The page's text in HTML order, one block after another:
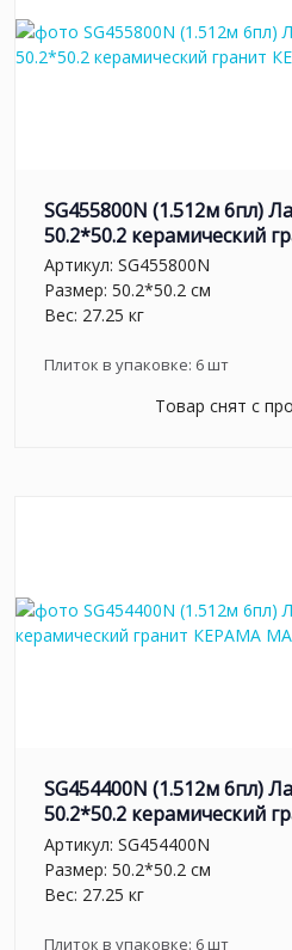
SG455800N (1.512м 6пл)
50.2*50.2 керамический
Артикул: SG455800N
Размер: 50.2*50.2 см
Вес: 27.25 кг
Плиток в упаковке: 6шт
Товар снят с
SG454400N (1.512м 6пл)
50.2*50.2 керамический
Артикул: SG454400N
Размер: 50.2*50.2 см
Вес: 27.25 кг
Плиток в упаковке: 6шт